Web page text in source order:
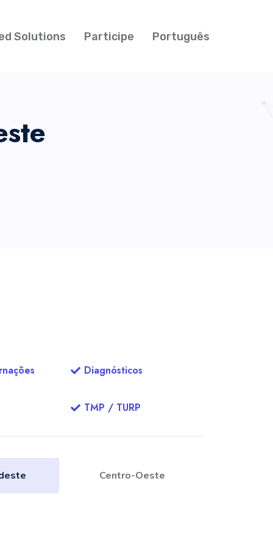
Solutions Participe Português
Diagnósticos
TMP / TURP
Centro-Oeste